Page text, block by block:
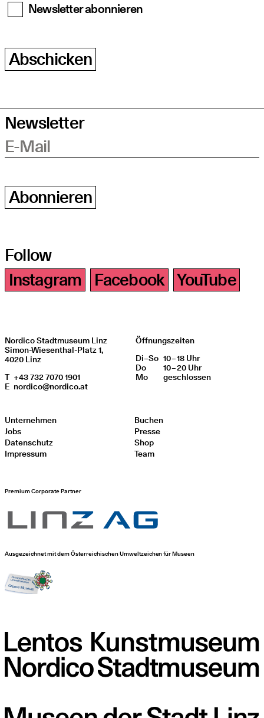
Newsletter abonnieren
Abschicken
Newsletter
E-Mail
Abonnieren
Follow
Instagram
Facebook YouTube
Nordico Stadtmuseum Linz
Simon-Wiesenthal-Platz 1,
4020 Linz
T +43 732 7070 1901
E nordico@nordico.at
Öffnungszeiten
WochentagÖffnungszeiten
Di–So 10 – 18 Uhr
Do
10 – 20 Uhr
Mo
geschlos­sen
Unternehmen
Jobs
Datenschutz
Impressum
Buchen
Presse
Shop
Team
Premium Corporate Partner
Ausgezeichnet mit dem Österreichischen Umweltzeichen für Museen